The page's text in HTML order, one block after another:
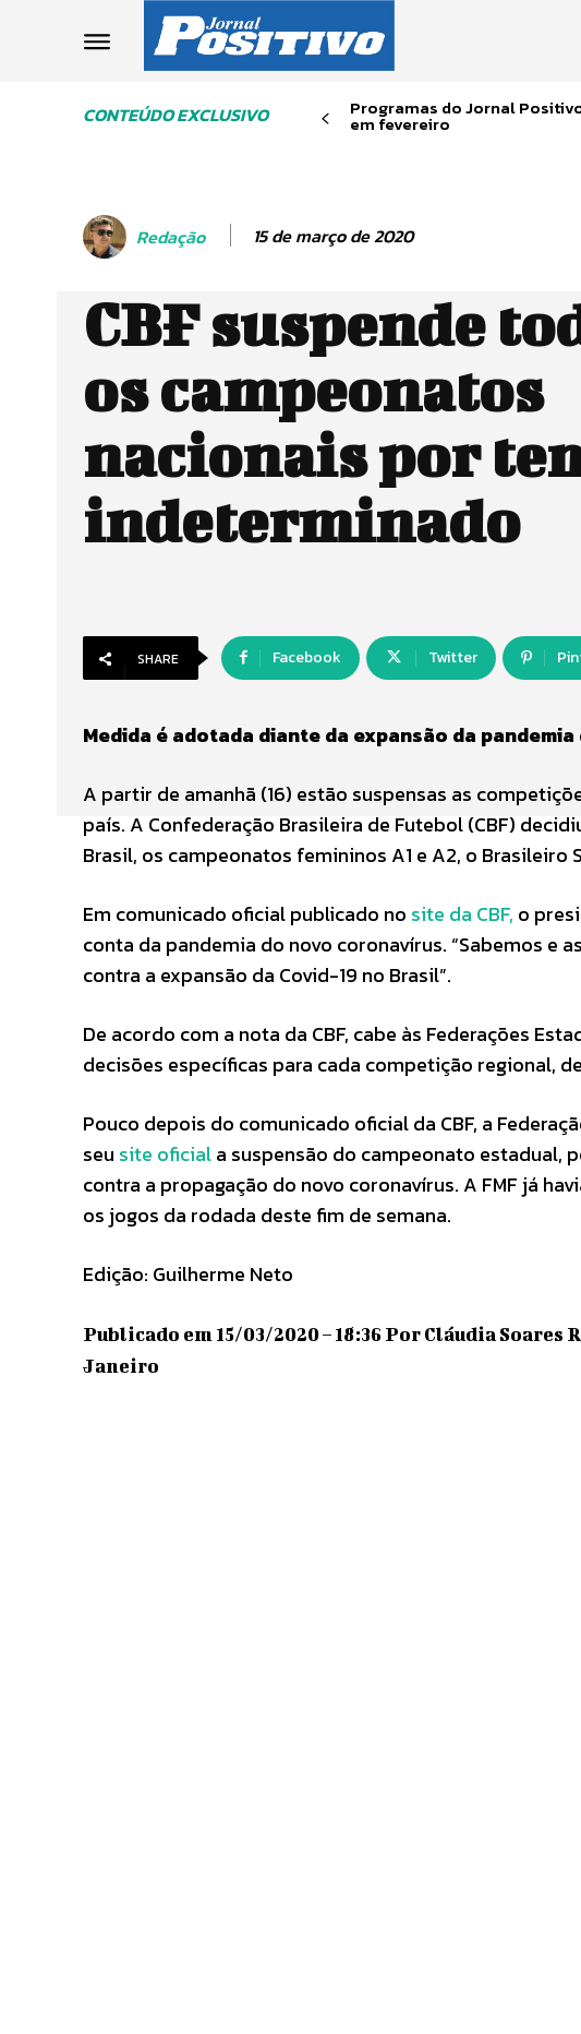
CONTEÚDO EXCLUSIVO Programas do Jornal
em fevereiro
Redação 15 de março de 2020
CBF suspende
os campeonatos
nacionais por
indeterminado
SHARE Facebook Twitter
Medida é adotada diante da expansão da pandemia
A partir de amanhã (16) estão suspensas as
país. A Confederação Brasileira de Futebol (CBF)
Brasil, os campeonatos femininos A1 e A2, o Brasileiro
Em comunicado oficial publicado no site da CBF, o
conta da pandemia do novo coronavírus. “Sabemos
contra a expansão da Covid-19 no Brasil”.
De acordo com a nota da CBF, cabe às Federações
decisões específicas para cada competição regional,
Pouco depois do comunicado oficial da CBF, a
seu site oficiala suspensão do campeonato estadual,
contra a propagação do novo coronavírus. A FMF já
os jogos da rodada deste fim de semana.
Edição: Guilherme Neto
Publicado em 15/03/2020 – 18:36 Por Cláudia
Janeiro